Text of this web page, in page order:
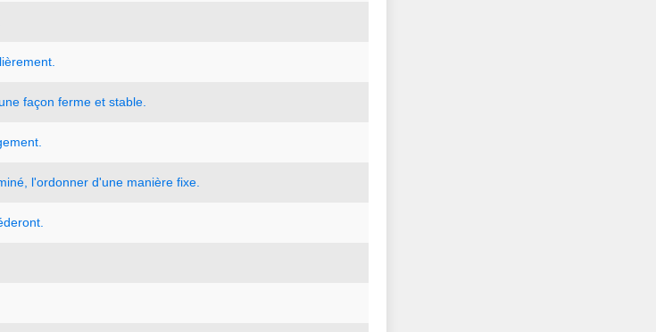
une façon ferme et stable.
l'ordonner d'une manière fixe.